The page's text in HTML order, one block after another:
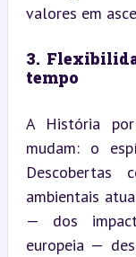
valores em
3.
tempo
A História
mudam: o
Descobertas
ambientais
— dos
europeia —